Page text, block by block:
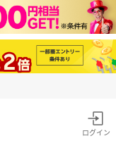
ログイン